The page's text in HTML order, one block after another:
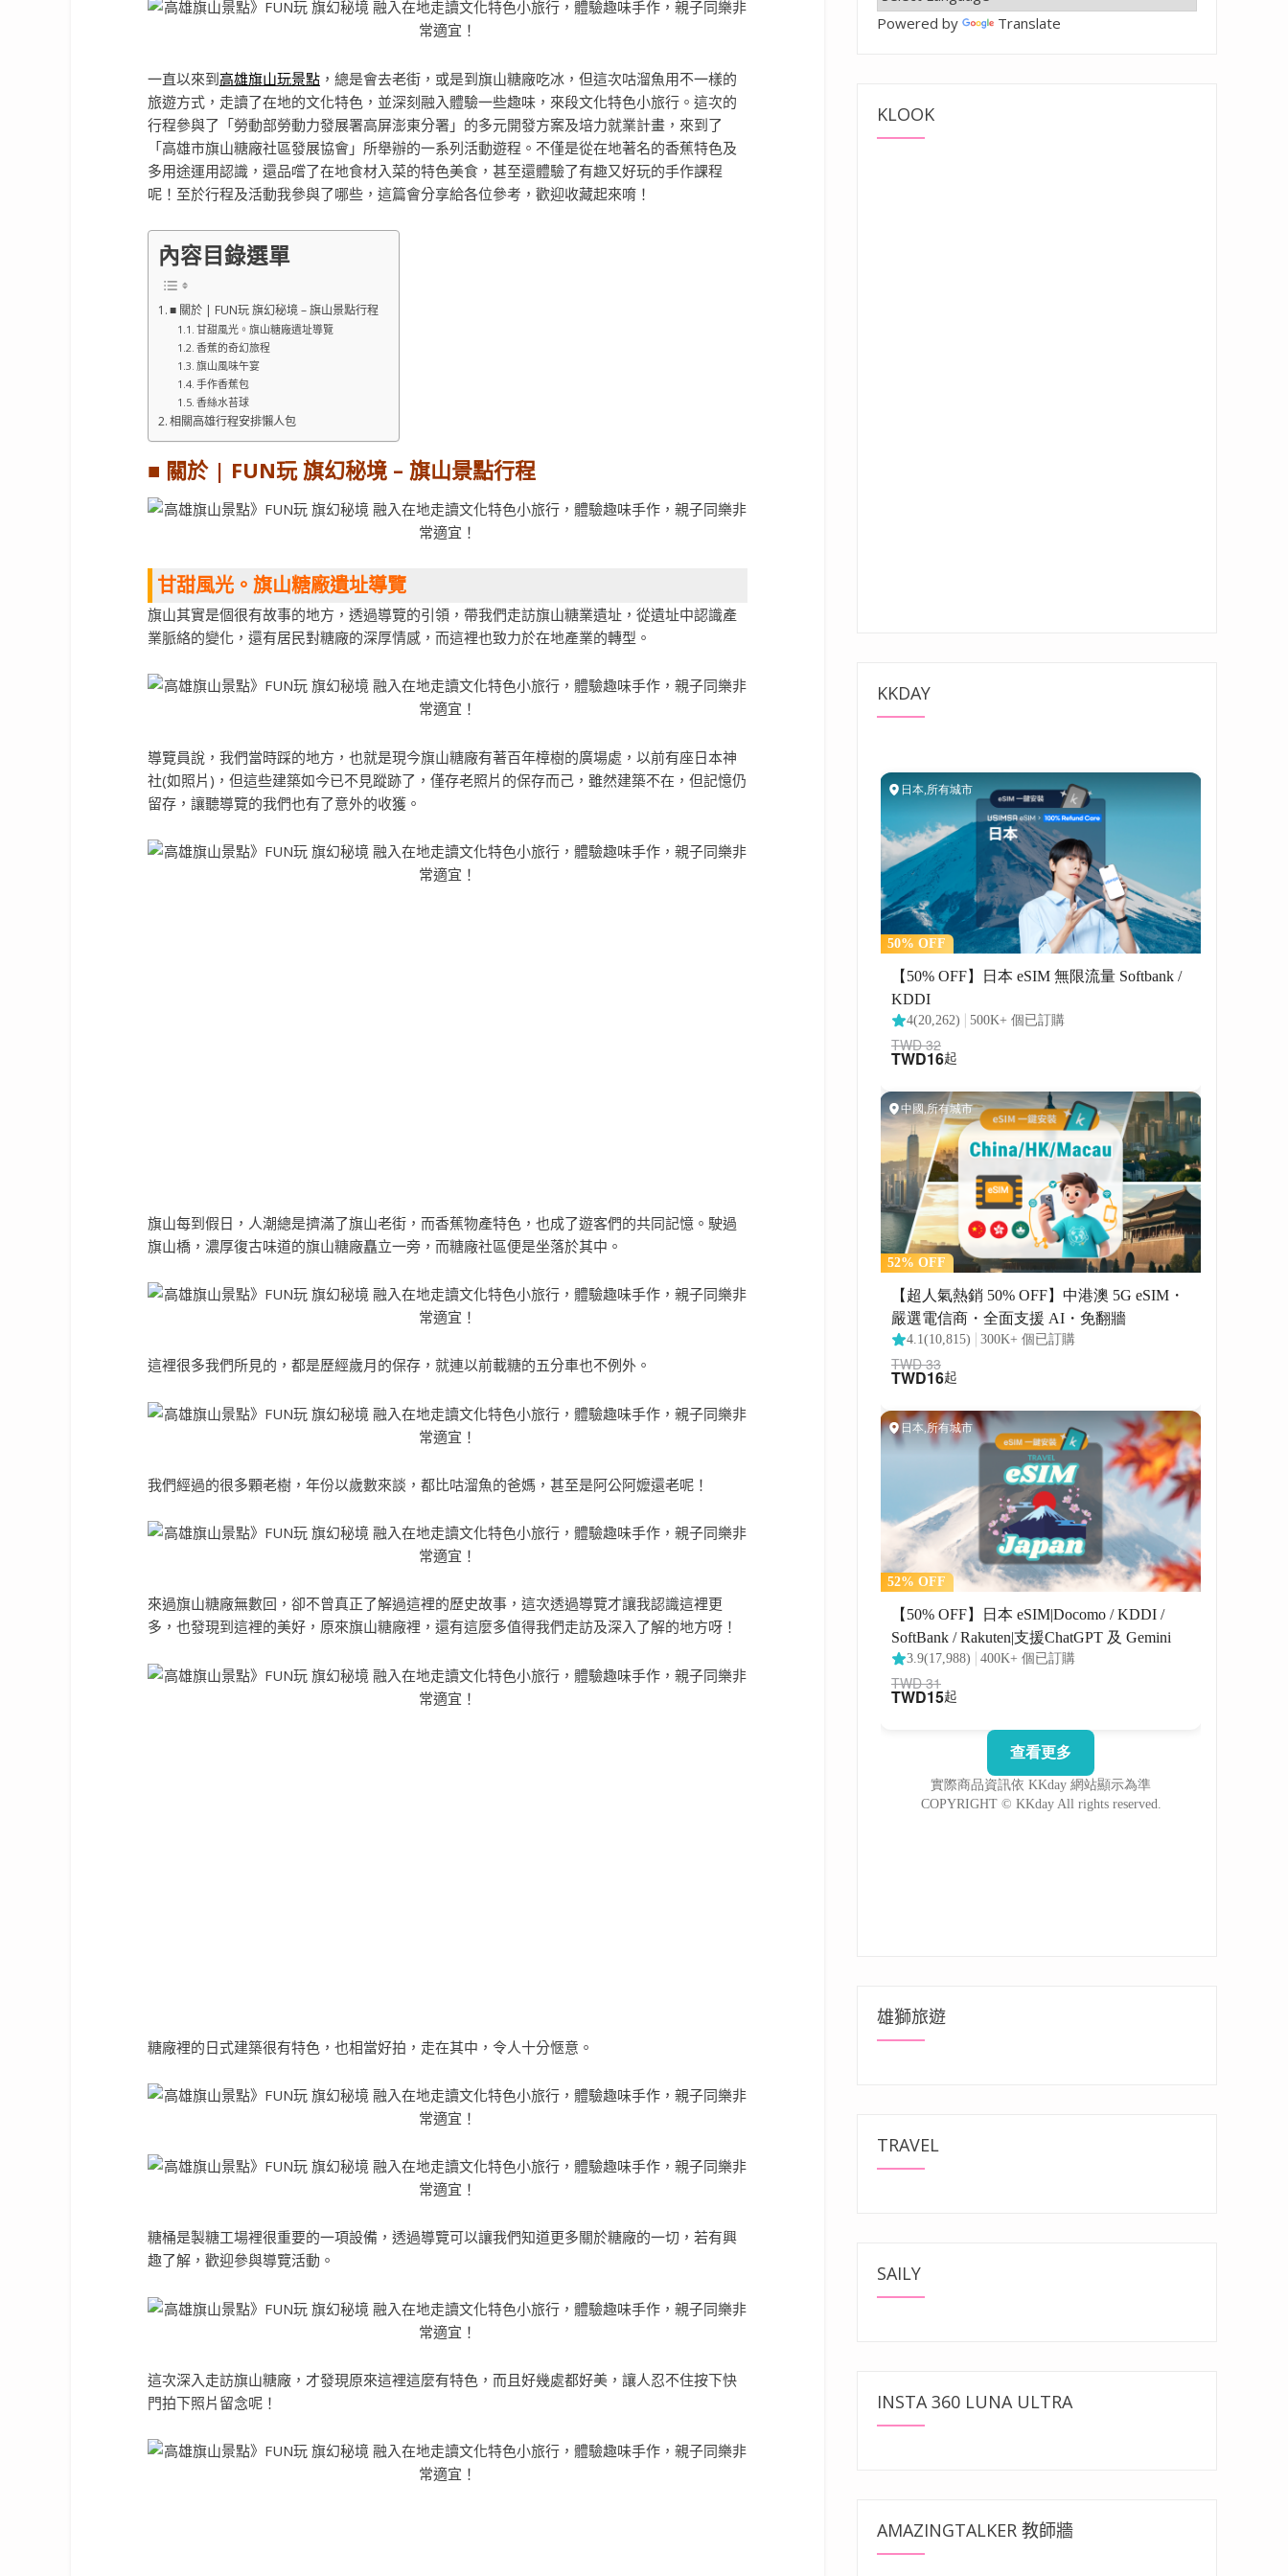
一直以來到高雄旗山玩景點 ，總是會去老街，或是到旗山糖廠吃冰，但這次咕溜魚用不一樣的
旅遊方式，走讀了在地的文化特色，並深刻融入體驗一些趣味，來段文化特色小旅行。這次的
行程參與了「勞動部勞動力發展署高屏澎東分署」的多元開發方案及培力就業計畫，來到了
「高雄市旗山糖廠社區發展協會」所舉辦的一系列活動遊程。不僅是從在地著名的香蕉特色及
多用途運用認識，還品嚐了在地食材入菜的特色美食，甚至還體驗了有趣又好玩的手作課程
呢！至於行程及活動我參與了哪些，這篇會分享給各位參考，歡迎收藏起來唷！
內容目錄選單
■ 關於 | FUN玩 旗幻秘境 – 旗山景點行程
甘甜風光。旗山糖廠遺址導覽
香蕉的奇幻旅程
旗山風味午宴
手作香蕉包
香絲水苔球
相關高雄行程安排懶人包
■ 關於 | FUN玩 旗幻秘境 – 旗山景點行程
甘甜風光。旗山糖廠遺址導覽
旗山其實是個很有故事的地方，透過導覽的引領，帶我們走訪旗山糖業遺址，從遺址中認識產
業脈絡的變化，還有居民對糖廠的深厚情感，而這裡也致力於在地產業的轉型。
導覽員說，我們當時踩的地方，也就是現今旗山糖廠有著百年樟樹的廣場處，以前有座日本神
社(如照片)，但這些建築如今已不見蹤跡了，僅存老照片的保存而己，雖然建築不在，但記憶仍
留存，讓聽導覽的我們也有了意外的收獲。
旗山每到假日，人潮總是擠滿了旗山老街，而香蕉物產特色，也成了遊客們的共同記憶。駛過
旗山橋，濃厚復古味道的旗山糖廠矗立一旁，而糖廠社區便是坐落於其中。
這裡很多我們所見的，都是歷經歲月的保存，就連以前載糖的五分車也不例外。
我們經過的很多顆老樹，年份以歲數來談，都比咕溜魚的爸媽，甚至是阿公阿嬤還老呢！
來過旗山糖廠無數回，卻不曾真正了解過這裡的歷史故事，這次透過導覽才讓我認識這裡更
多，也發現到這裡的美好，原來旗山糖廠裡，還有這麼多值得我們走訪及深入了解的地方呀！
糖廠裡的日式建築很有特色，也相當好拍，走在其中，令人十分愜意。
糖桶是製糖工場裡很重要的一項設備，透過導覽可以讓我們知道更多關於糖廠的一切，若有興
趣了解，歡迎參與導覽活動。
這次深入走訪旗山糖廠，才發現原來這裡這麼有特色，而且好幾處都好美，讓人忍不住按下快
門拍下照片留念呢！
Powered by Translate
KLOOK
KKDAY
雄獅旅遊
TRAVEL
SAILY
INSTA 360 LUNA ULTRA
AMAZINGTALKER 教師牆